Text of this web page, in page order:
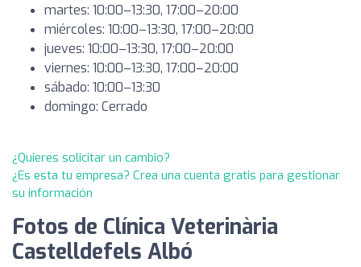
martes: 10:00–13:30, 17:00–20:00
miércoles: 10:00–13:30, 17:00–20:00
jueves: 10:00–13:30, 17:00–20:00
viernes: 10:00–13:30, 17:00–20:00
sábado: 10:00–13:30
domingo: Cerrado
¿Quieres solicitar un cambio?
¿Es esta tu empresa? Crea una cuenta gratis para gestionar
su información
Fotos de Clínica Veterinària
Castelldefels Albó